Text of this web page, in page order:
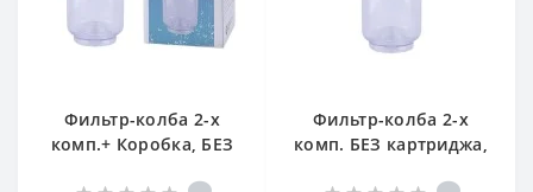
Фильтр-колба 2-х
комп.+ Коробка, БЕЗ
Фильтр-колба 2-х
комп. БЕЗ картриджа,